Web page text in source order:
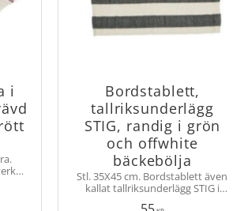
i
Bordstablett,
tallriksunderlägg
STIG, randig i grön
och offwhite
bäckebölja
Stl. 35X45 cm. Bordstablett även
kallat tallriksunderlägg STIG i